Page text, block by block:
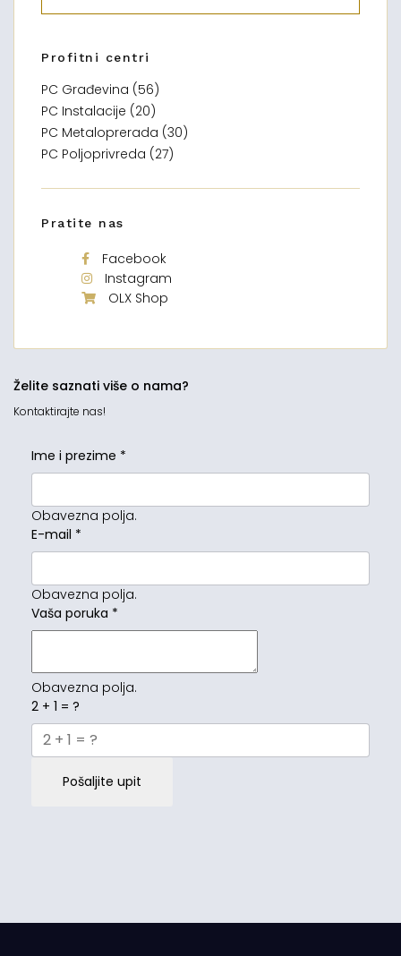
Profitni centri
PC Građevina (56)
PC Instalacije (20)
PC Metaloprerada (30)
PC Poljoprivreda (27)
Pratite nas
Facebook
Instagram
OLX Shop
Želite saznati više o nama?
Kontaktirajte nas!
Ime i prezime *
Obavezna polja.
E-mail *
Obavezna polja.
Vaša poruka *
Obavezna polja.
2 + 1 = ?
Pošaljite upit